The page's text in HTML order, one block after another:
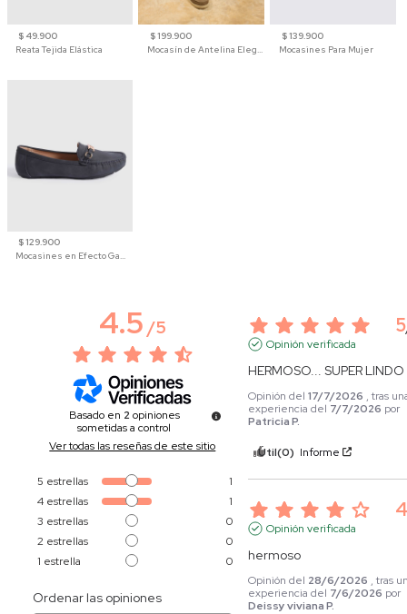
$ 49.900
Reata Tejida Elástica
$ 199.900
Mocasín de Antelina Elegante con Suela de Contraste Para Hombre
$ 139.900
Mocasines Para Mujer
$ 129.900
Mocasines en Efecto Gamuzado Para Mujer
4.5/5
Basado en 2 opiniones
sometidas a control
Ver todas las reseñas de este sitio
5 estrellas
1
4 estrellas
1
3 estrellas
0
2 estrellas
0
1 estrella 0
Ordenar las opiniones
5
Opinión verificada
HERMOSO... SUPER LINDO
Opinión del17/7/2026 , tras
experiencia del 7/7/2026 por
Patricia P.
Útil(0) Informe
Opinión verificada
hermoso
Opinión del 28/6/2026 , tras
experiencia del 7/6/2026 por
Deissy viviana P.